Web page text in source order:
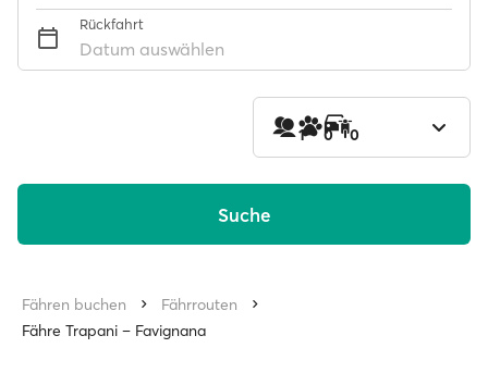
Rückfahrt
Datum auswählen
1 0 0
Suche
Fähren buchen
Fährrouten
Fähre Trapani – Favignana